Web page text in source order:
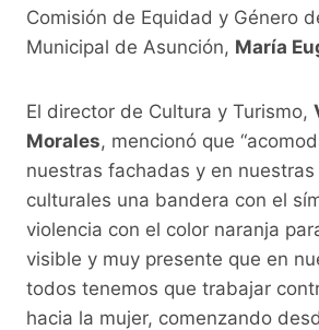
Comisión de Equidad y Género
Municipal de Asunción, María
El director de Cultura y Turismo,
Morales, mencionó que
nuestras fachadas y en
culturales una bandera con el
violencia con el color naranja
visible y muy presente que en
todos tenemos que trabajar
hacia la mujer, comenzando